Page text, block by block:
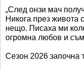
„След онзи мач
Никога през живота
нещо. Писаха ми
огромна любов и съм
Сезон 2026 започна